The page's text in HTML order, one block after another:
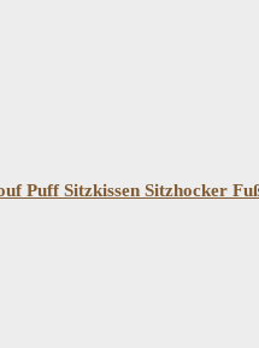
Puff Sitzkissen Sitzhocker